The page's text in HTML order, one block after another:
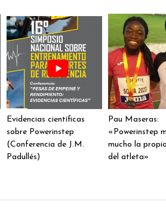
Evidencias científicas
sobre Powerinstep
(Conferencia de J.M.
Padullés)
Pau Maseras:
«Powerinstep
mucho la
del atleta»